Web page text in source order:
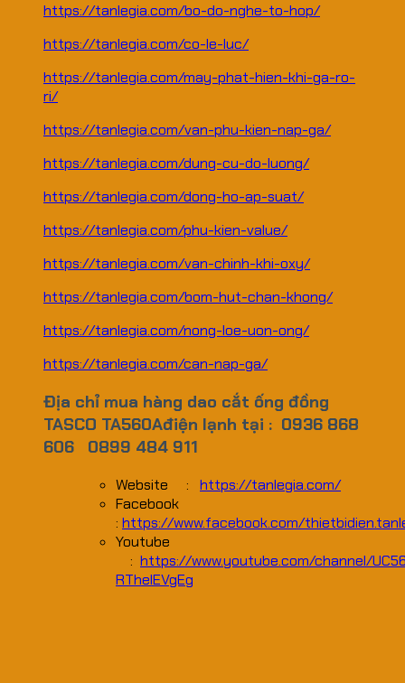
https://tanlegia.com/bo-do-nghe-to-hop/
https://tanlegia.com/co-le-luc/
https://tanlegia.com/may-phat-hien-khi-ga-ro-
ri/
https://tanlegia.com/van-phu-kien-nap-ga/
https://tanlegia.com/dung-cu-do-luong/
https://tanlegia.com/dong-ho-ap-suat/
https://tanlegia.com/phu-kien-value/
https://tanlegia.com/van-chinh-khi-oxy/
https://tanlegia.com/bom-hut-chan-khong/
https://tanlegia.com/nong-loe-uon-ong/
https://tanlegia.com/can-nap-ga/
Địa chỉ mua hàng dao cắt ống đồng
TASCO TA560Ađiện lạnh tại : 0936 868
606 0899 484 911
Website : https://tanlegia.com/
Facebook
: https://www.facebook.com/
Youtube
: https://www.youtube.com/channel/
RThelEVgEg